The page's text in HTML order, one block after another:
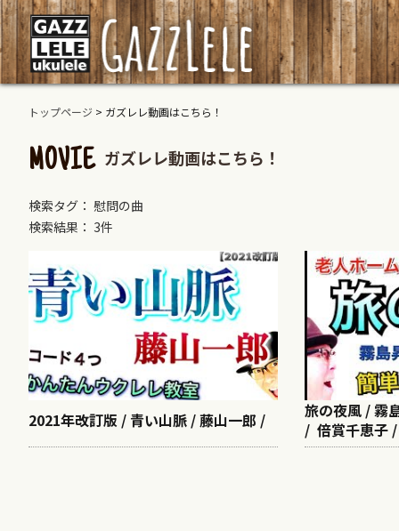
トップページ > ガズレレ動画はこちら！
MOVIE ガズレレ動画はこちら！
検索タグ： 慰問の曲
検索結果： 3件
2021年改訂版 / 青い山脈 / 藤山一郎 /
旅の夜風 / 霧
/ 倍賞千恵子 /